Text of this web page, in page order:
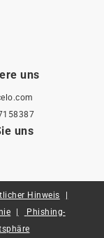
uns
uns
Hinweis
Phishing-